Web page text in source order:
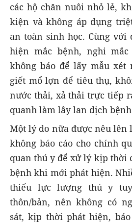
các hộ chăn nuôi nhỏ lẻ,
kiện và không áp dụng
an toàn sinh học. Cùng
hiện mắc bệnh, nghi
không báo để lấy mẫu xét
giết mổ lợn để tiêu thụ,
nước thải, xả thải trực tiếp
quanh làm lây lan dịch
Một lý do nữa được nêu lên
không báo cáo cho chính
quan thú y để xử lý kịp thời
bệnh khi mới phát hiện.
thiếu lực lượng thú y
thôn/bản, nên không có
sát, kịp thời phát hiện,